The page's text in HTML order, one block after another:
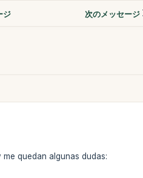
ジ 次のメッセージ
quedan algunas dudas: